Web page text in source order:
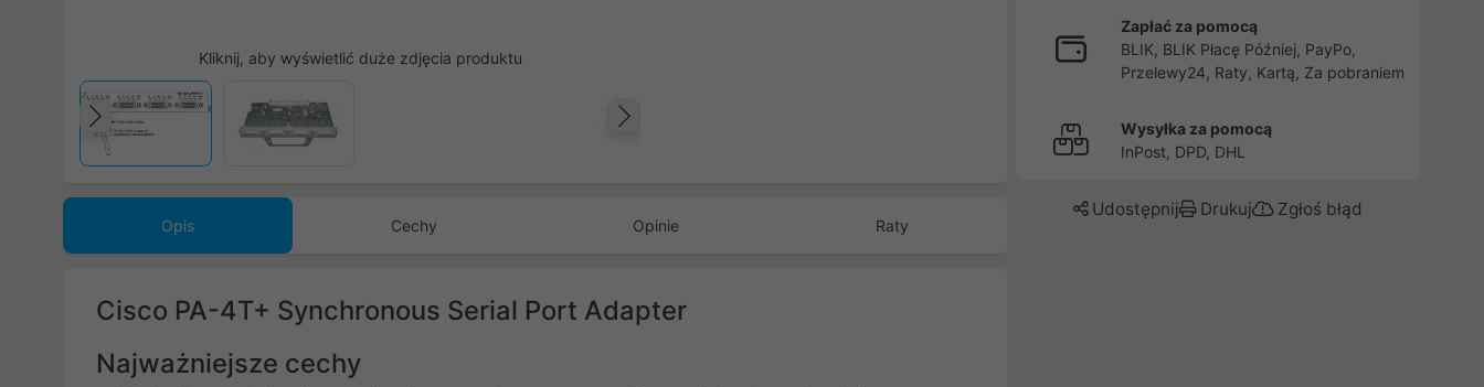
Kliknij, aby wyświetlić duże zdjęcia produktu
Poprzedni
Opis Cechy Opinie Raty
Cisco PA-4T+ Synchronous Serial Port Adapter
Najważniejsze cechy
Zapłać za pomocą
BLIK, BLIK Płacę Później, PayPo,
Przelewy24, Raty, Kartą, Za pobraniem
Wysyłka za pomocą
InPost, DPD, DHL
Udostępnij Drukuj Zgłoś błąd